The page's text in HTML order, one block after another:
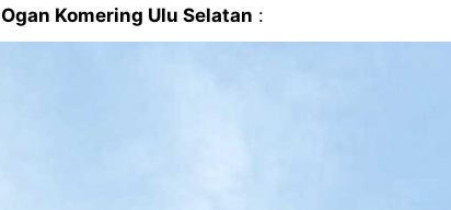
Ogan Komering Ulu Selatan :